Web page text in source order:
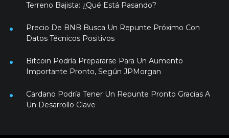
Terreno Bajista: ¿Qué Está Pasando?
Precio De BNB Busca Un Repunte Próximo Con
Datos Técnicos Positivos
Bitcoin Podría Prepararse Para Un Aumento
Importante Pronto, Según JPMorgan
Cardano Podría Tener Un Repunte Pronto Gracias A
Un Desarrollo Clave